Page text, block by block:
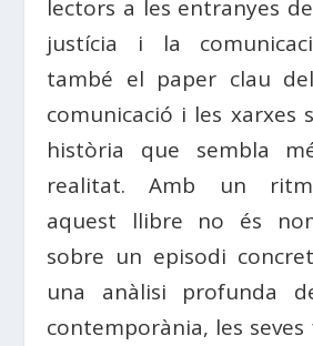
lectors a les entranyes
justícia i la
també el paper clau
comunicació i les xarxes
història que sembla
realitat. Amb un
aquest llibre no és
sobre un episodi
una anàlisi profunda
contemporània, les